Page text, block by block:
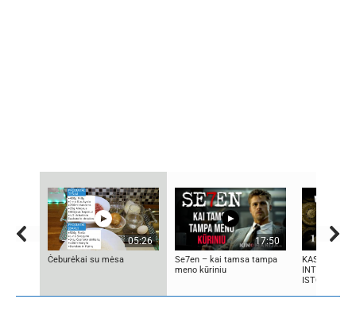
05:26
Čeburėkai su mėsa
17:50
Se7en – kai tamsa tampa
meno kūriniu
KAS
INTELEKTĄ?
ISTORIJA IR